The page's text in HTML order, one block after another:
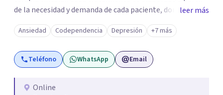
de la necesidad y demanda de cada paciente, donde
ambos vamos ejercer un papel activo en la orientación de
la terapia. Para ello utilizo recursos técnicos amplios y
flexibles, adaptados al momento y problemática de cada
persona.
leer más
Ansiedad Codependencia Depresión +7 más
Teléfono WhatsApp Email
Online